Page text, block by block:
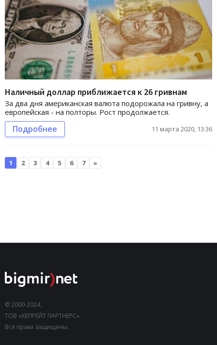
Наличный доллар приближается к 26 гривнам
За два дня американская валюта подорожала на гривну, а
европейская - на полторы. Рост продолжается.
Подробнее 11 марта 2020, 13:36
1 2 3 4 5 6 7 »
© 2000-2024,
ТОВ «КЕПРЕЙТ ПАРТНЕРС».
Все права защищены.